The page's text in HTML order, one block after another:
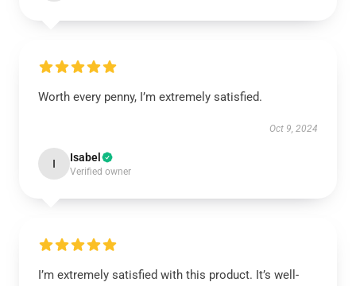
Worth every penny, I’m extremely satisfied.
Oct 9, 2024
I Isabel
Verified owner
I’m extremely satisfied with this product. It’s well-